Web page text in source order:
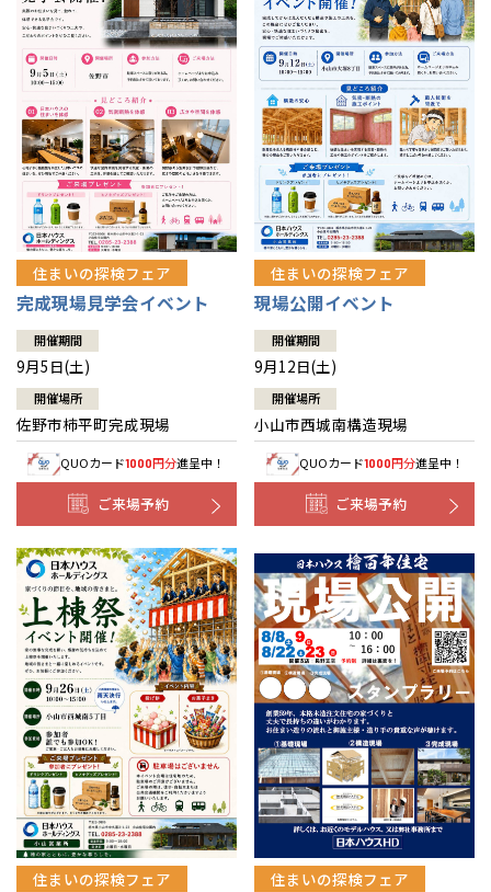
住まいの探検フェア
完成現場見学会イベント
開催期間
9月5日(土)
開催場所
佐野市柿平町完成現場
QUOカード1000円分進呈中！
ご来場予約
住まいの探検フェア
現場公開イベント
開催期間
9月12日(土)
開催場所
小山市西城南構造現場
QUOカード1000円分進呈中！
ご来場予約
住まいの探検フェア 住まいの探検フェア